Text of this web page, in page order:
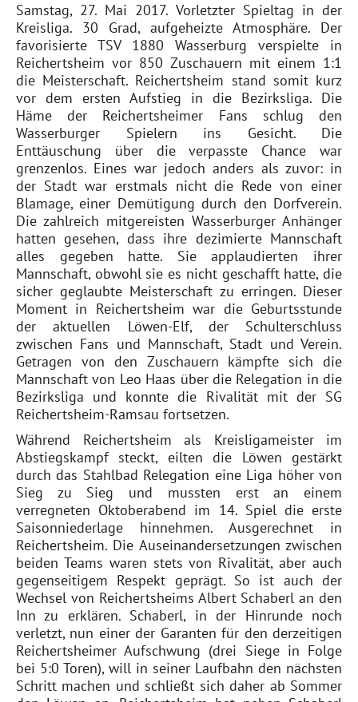
Samstag, 27. Mai 2017. Vorletzter Spieltag in der
Kreisliga. 30 Grad, aufgeheizte Atmosphäre. Der
favorisierte TSV 1880 Wasserburg verspielte in
Reichertsheim vor 850 Zuschauern mit einem 1:1
die Meisterschaft. Reichertsheim stand somit kurz
vor dem ersten Aufstieg in die Bezirksliga. Die
Häme der Reichertsheimer Fans schlug den
Wasserburger Spielern ins Gesicht. Die
Enttäuschung über die verpasste Chance war
grenzenlos. Eines war jedoch anders als zuvor: in
der Stadt war erstmals nicht die Rede von einer
Blamage, einer Demütigung durch den Dorfverein.
Die zahlreich mitgereisten Wasserburger Anhänger
hatten gesehen, dass ihre dezimierte Mannschaft
alles gegeben hatte. Sie applaudierten ihrer
Mannschaft, obwohl sie es nicht geschafft hatte, die
sicher geglaubte Meisterschaft zu erringen. Dieser
Moment in Reichertsheim war die Geburtsstunde
der aktuellen Löwen-Elf, der Schulterschluss
zwischen Fans und Mannschaft, Stadt und Verein.
Getragen von den Zuschauern kämpfte sich die
Mannschaft von Leo Haas über die Relegation in die
Bezirksliga und konnte die Rivalität mit der SG
Reichertsheim-Ramsau fortsetzen.
Während Reichertsheim als Kreisligameister im
Abstiegskampf steckt, eilten die Löwen gestärkt
durch das Stahlbad Relegation eine Liga höher von
Sieg zu Sieg und mussten erst an einem
verregneten Oktoberabend im 14. Spiel die erste
Saisonniederlage hinnehmen. Ausgerechnet in
Reichertsheim. Die Auseinandersetzungen zwischen
beiden Teams waren stets von Rivalität, aber auch
gegenseitigem Respekt geprägt. So ist auch der
Wechsel von Reichertsheims Albert Schaberl an den
Inn zu erklären. Schaberl, in der Hinrunde noch
verletzt, nun einer der Garanten für den derzeitigen
Reichertsheimer Aufschwung (drei Siege in Folge
bei 5:0 Toren), will in seiner Laufbahn den nächsten
Schritt machen und schließt sich daher ab Sommer